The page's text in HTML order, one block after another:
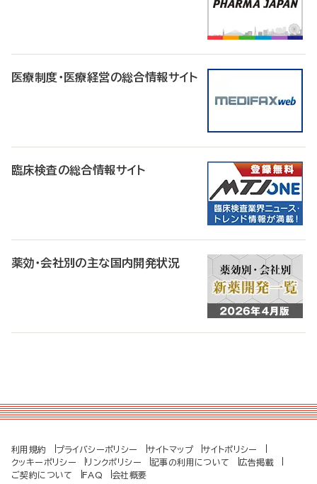
医療制度・医療経営の総合情報サイト
臨床検査の総合情報サイト
薬効・会社別の主な国内開発状況
利用規約 プライバシーポリシー サイトマップ
サイトポリシー
クッキーポリシー
リンクポリシー 記事の利用について
広告掲載
ご契約について
FAQ 会社概要